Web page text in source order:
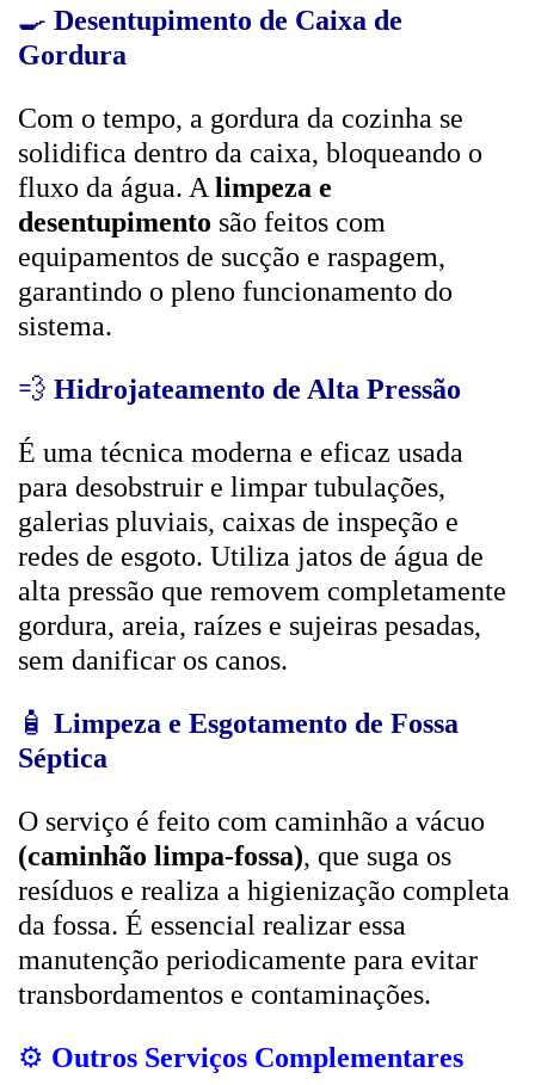
🍳 Desentupimento de Caixa de
Gordura
Com o tempo, a gordura da cozinha se
solidifica dentro da caixa, bloqueando o
fluxo da água. A limpeza e
desentupimento são feitos com
equipamentos de sucção e raspagem,
garantindo o pleno funcionamento do
sistema.
💨 Hidrojateamento de Alta Pressão
É uma técnica moderna e eficaz usada
para desobstruir e limpar tubulações,
galerias pluviais, caixas de inspeção e
redes de esgoto. Utiliza jatos de água de
alta pressão que removem completamente
gordura, areia, raízes e sujeiras pesadas,
sem danificar os canos.
🧴 Limpeza e Esgotamento de Fossa
Séptica
O serviço é feito com caminhão a vácuo
(caminhão limpa-fossa), que suga os
resíduos e realiza a higienização completa
da fossa. É essencial realizar essa
manutenção periodicamente para evitar
transbordamentos e contaminações.
⚙️ Outros Serviços Complementares